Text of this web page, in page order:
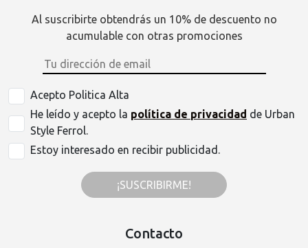
Al suscribirte obtendrás un 10% de descuento no
acumulable con otras promociones
Acepto Politica Alta
He leído y acepto la política de privacidad de Urban
Style Ferrol.
Estoy interesado en recibir publicidad.
¡SUSCRIBIRME!
Contacto